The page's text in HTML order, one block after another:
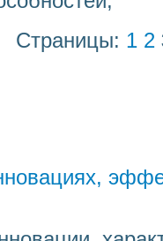
Страницы: 1 2